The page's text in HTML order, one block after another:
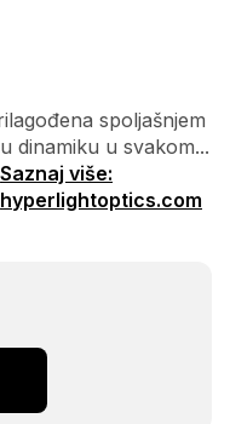
spoljašnjem
dinamiku u svakom...
Saznaj više:
hyperlightoptics.com